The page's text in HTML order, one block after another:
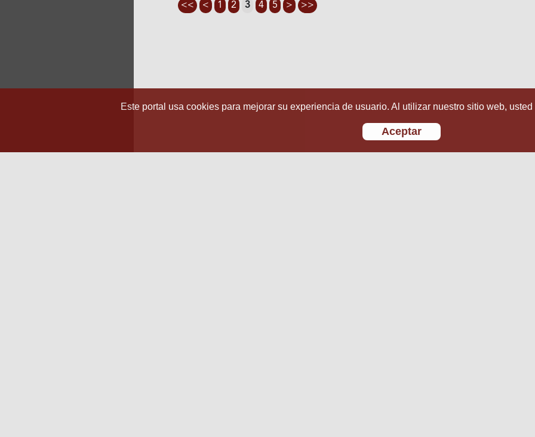
<< < 1 2 3 4 5 > >>
Este portal usa cookies para mejorar su experiencia de usuario. Al utilizar nuestro sitio web,
Aceptar